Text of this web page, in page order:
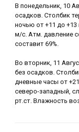
В понедельник, 10
осадков. Столбик
ночью от +11 до
м/с. Атм. давление
составит 69%.
Во вторник, 11
без осадков.
дневные часы от
северо-западный,
рт.ст. Влажность